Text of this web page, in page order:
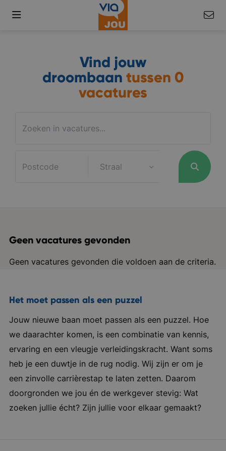
Vind jouw
droombaan tussen 0
vacatures
Geen vacatures gevonden
Geen vacatures gevonden die voldoen aan de criteria.
Het moet passen als een puzzel
Jouw nieuwe baan moet passen als een puzzel. Hoe
we daarachter komen, is een combinatie van kennis,
ervaring en een vleugje verleidingskracht. Want soms
heb je een duwtje in de rug nodig. Wij zijn er om je
een zinvolle carrièrestap te laten zetten. Daarom
doorgronden we jou én de werkgever stevig: Wat
zoeken jullie écht? Zijn jullie voor elkaar gemaakt?